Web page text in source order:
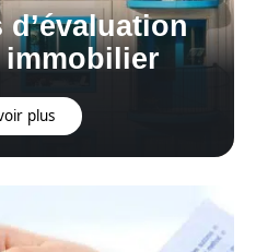
immobilier
plus